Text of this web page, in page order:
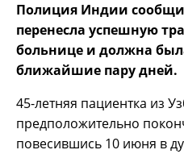
Полиция Индии
перенесла успешную
больнице и должна
ближайшие пару дней.
45-летняя пациентка из
предположительно
повесившись 10 июня в